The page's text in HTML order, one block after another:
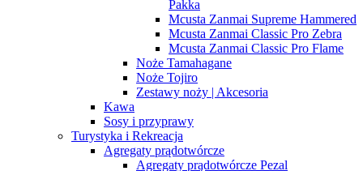
Pakka
Mcusta Zanmai Supreme Hammered
Mcusta Zanmai Classic Pro Zebra
Mcusta Zanmai Classic Pro Flame
Noże Tamahagane
Noże Tojiro
Zestawy noży | Akcesoria
Kawa
Sosy i przyprawy
Turystyka i Rekreacja
Agregaty prądotwórcze
Agregaty prądotwórcze Pezal